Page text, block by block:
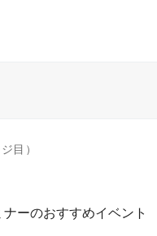
目）
ーのおすすめイベント